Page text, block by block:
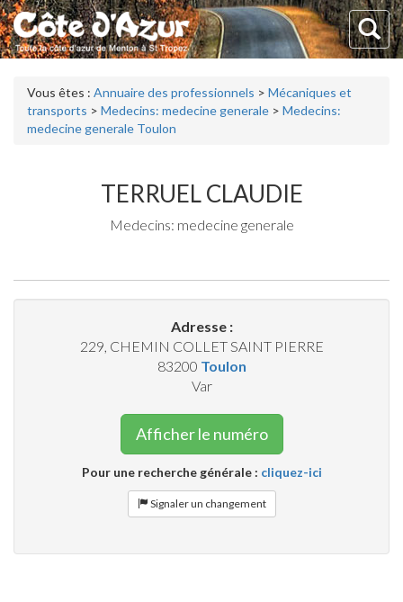
Vous êtes : Annuaire des professionnels > Mécaniques et
transports > Medecins: medecine generale > Medecins:
medecine generale Toulon
TERRUEL CLAUDIE
Medecins: medecine generale
Adresse :
229, CHEMIN COLLET SAINT PIERRE
83200 Toulon
Var
Afficher le numéro
Pour une recherche générale : cliquez-ici
Signaler un changement